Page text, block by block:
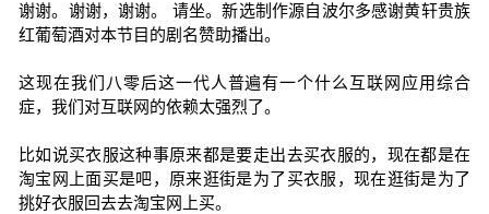
谢谢。谢谢，谢谢。 请坐。新选制作源自波尔多感谢黄轩贵族
红葡萄酒对本节目的剧名赞助播出。
这现在我们八零后这一代人普遍有一个什么互联网应用综合
症，我们对互联网的依赖太强烈了。
比如说买衣服这种事原来都是要走出去买衣服的，现在都是在
淘宝网上面买是吧，原来逛街是为了买衣服，现在逛街是为了
挑好衣服回去去淘宝网上买。